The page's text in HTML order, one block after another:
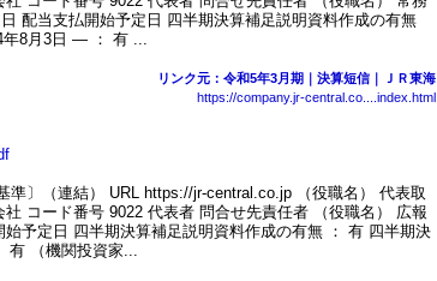
配当支払開始予定日 四半期決算補足説明資料作成の有無
年8月3日 ― ： 有 ...
リンク元：令和5年3月期｜決算短信｜ＪＲ東海
https://company.jr-central.co....index.html
準〕（連結） URL https://jr-central.co.jp （役職名） 代表取
コード番号 9022 代表者 問合せ先責任者 （役職名） 広報
予定日 四半期決算補足説明資料作成の有無 ： 有 四半期決
有 （機関投資家...